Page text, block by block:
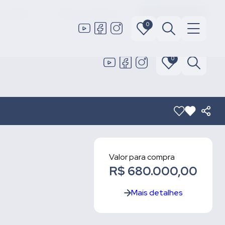
0
0
Valor para compra
R$ 680.000,00
Mais detalhes